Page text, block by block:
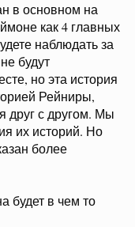
в основном на
как 4 главных
наблюдать за
будут
но эта история
Рейниры,
друг с другом. Мы
их историй. Но
более
будет в чем то